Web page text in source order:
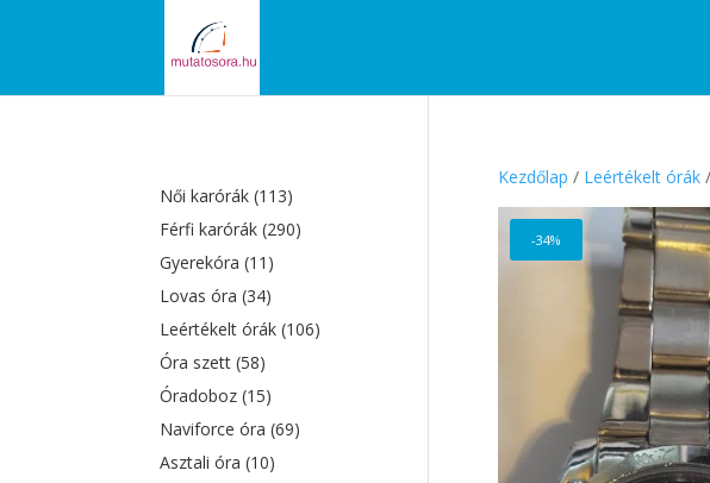
Kezdőlap / Leértékelt órák/
-34%
Női karórák(113)
Férfi karórák(290)
Gyerekóra(11)
Lovas óra(34)
Leértékelt órák(106)
Óra szett(58)
Óradoboz(15)
Naviforce óra(69)
Asztali óra(10)